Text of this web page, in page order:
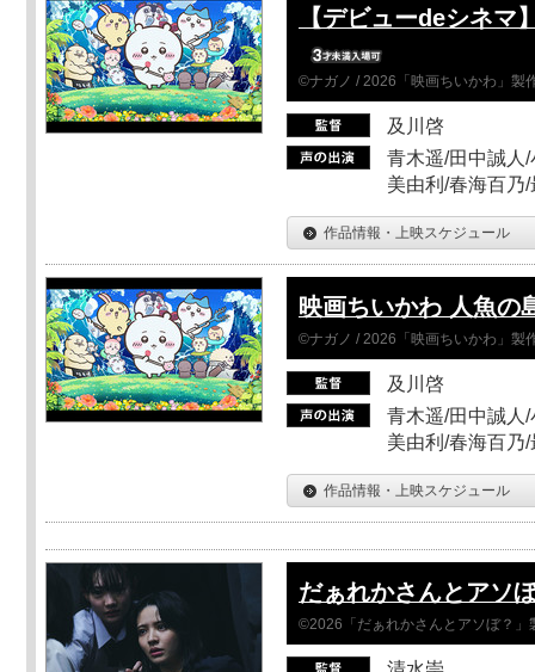
【デビューdeシネマ
©ナガノ / 2026「映画ちいかわ」製
及川啓
青木遥/田中誠人
美由利/春海百乃
作品情報・上映スケジュール
映画ちいかわ 人魚の
©ナガノ / 2026「映画ちいかわ」製
及川啓
青木遥/田中誠人
美由利/春海百乃
作品情報・上映スケジュール
だぁれかさんとアソ
©2026「だぁれかさんとアソぼ？」